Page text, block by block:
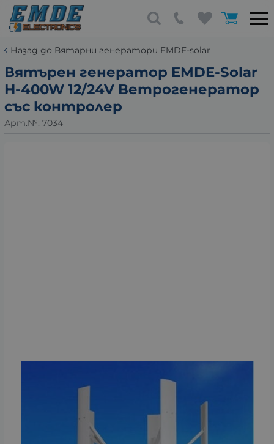
Назад до Вятарни генератори EMDE-solar
Вятърен генератор EMDE-Solar
H-400W 12/24V Ветрогенератор
със контролер
Арт.№: 7034